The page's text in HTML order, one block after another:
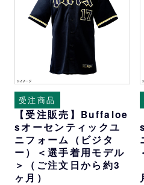
受注商品
【受注販売】Buffaloe
sオーセンティックユ
ニフォーム（ビジタ
ー）＜選手着用モデル
＞（ご注文日から約3
ヶ月）